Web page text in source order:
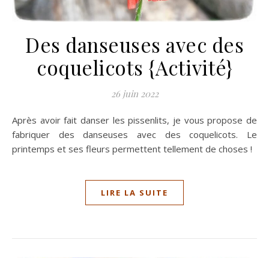
Des danseuses avec des
coquelicots {Activité}
26 juin 2022
Après avoir fait danser les pissenlits, je vous propose de
fabriquer des danseuses avec des coquelicots. Le
printemps et ses fleurs permettent tellement de choses !
LIRE LA SUITE